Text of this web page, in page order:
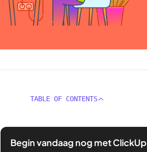
TABLE OF CONTENTS
Begin vandaag nog met ClickUp